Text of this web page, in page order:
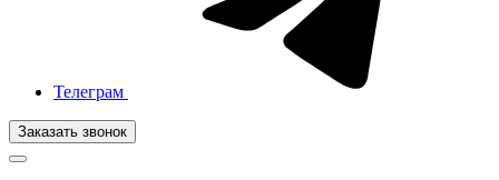
Телеграм
Заказать звонок